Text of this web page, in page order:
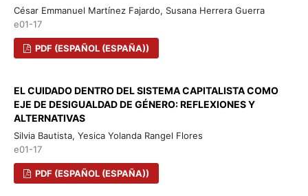
César Emmanuel Martínez Fajardo, Susana Herrera Guerra
e01-17
PDF (ESPAÑOL (ESPAÑA))
EL CUIDADO DENTRO DEL SISTEMA CAPITALISTA COMO
EJE DE DESIGUALDAD DE GÉNERO: REFLEXIONES Y
ALTERNATIVAS
Silvia Bautista, Yesica Yolanda Rangel Flores
e01-17
PDF (ESPAÑOL (ESPAÑA))